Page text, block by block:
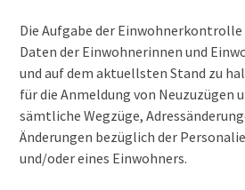
Die Aufgabe der
Daten der Einwohnerinnen und
und auf dem aktuellsten Stand zu
für die Anmeldung von Neuzuzügen
sämtliche Wegzüge,
Änderungen bezüglich der
und/oder eines Einwohners.